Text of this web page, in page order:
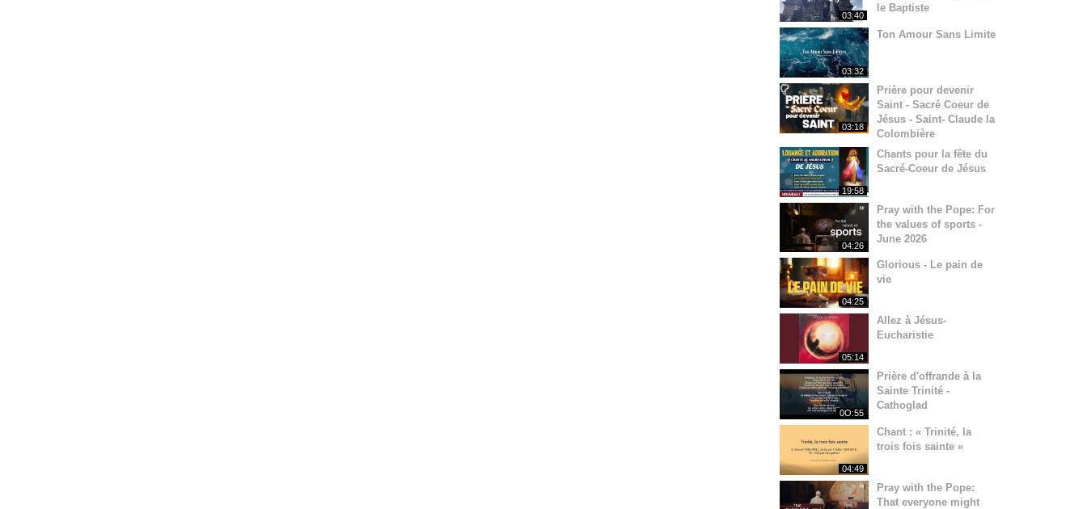
03:40
le Baptiste
03:32
Ton Amour Sans Limite
03:18
Prière pour devenir
Saint - Sacré Coeur de
Jésus - Saint- Claude la
Colombière
19:58
Chants pour la fête du
Sacré-Coeur de Jésus
04:26
Pray with the Pope: For
the values of sports -
June 2026
04:25
Glorious - Le pain de
vie
05:14
Allez à Jésus-
Eucharistie
0O:55
Prière d'offrande à la
Sainte Trinité -
Cathoglad
04:49
Chant : « Trinité, la
trois fois sainte »
Pray with the Pope:
That everyone might